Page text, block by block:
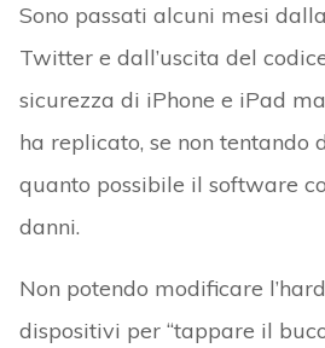
Sono passati alcuni mesi
Twitter e dall’uscita del
sicurezza di iPhone e iPad
ha replicato, se non tentando
quanto possibile il software
danni.
Non potendo modificare
dispositivi per “tappare il